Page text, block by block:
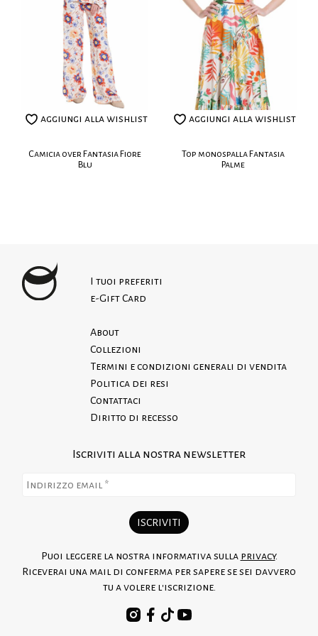
espadrillas e accessori colorati per un tocco di
allegria.
Fantasia disegnata e dipinta a mano
Tessuto leggero e traspirante
Scollatura a cuore con torsione centrale
Taglio crop
Polsini con elastico
Elastico sul retro
realizzati su misura.
Leggi le nostre politiche dei resi
aggiungi alla wishlist
Camicia over Fantasia Fiore
Blu
aggiungi alla wishlist
Top monospalla Fantasia
Palme
I tuoi preferiti
e-Gift Card
About
Collezioni
Termini e condizioni generali di vendita
Politica dei resi
Contattaci
Diritto di recesso
Iscriviti alla nostra newsletter
Puoi leggere la nostra informativa sulla privacy.
Riceverai una mail di conferma per sapere se sei davvero
tu a volere l'iscrizione.